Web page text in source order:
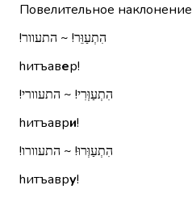
Повелительное наклонение
הִתְעַוֵּר!‏ ~ התעוור!‏
hитъавер!
הִתְעַוְּרִי!‏ ~ התעוורי!‏
hитъаври!
הִתְעַוְּרוּ!‏ ~ התעוורו!‏
hитъавру!